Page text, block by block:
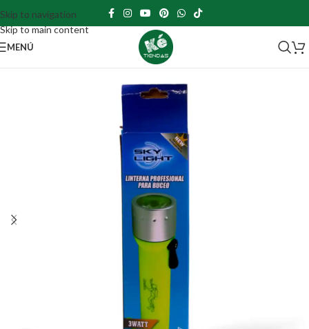
Skip to navigation
Skip to main content
MENÚ